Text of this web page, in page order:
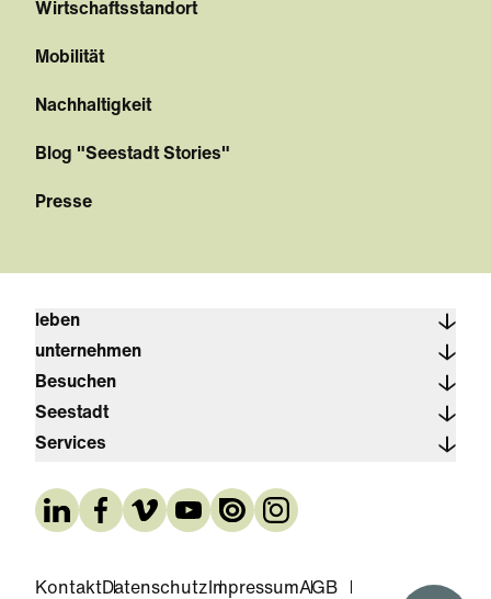
Wirtschaftsstandort
Mobilität
Nachhaltigkeit
Blog "Seestadt Stories"
Presse
leben
unternehmen
Besuchen
Seestadt
Services
KontaktDatenschutz ImpressumAGB